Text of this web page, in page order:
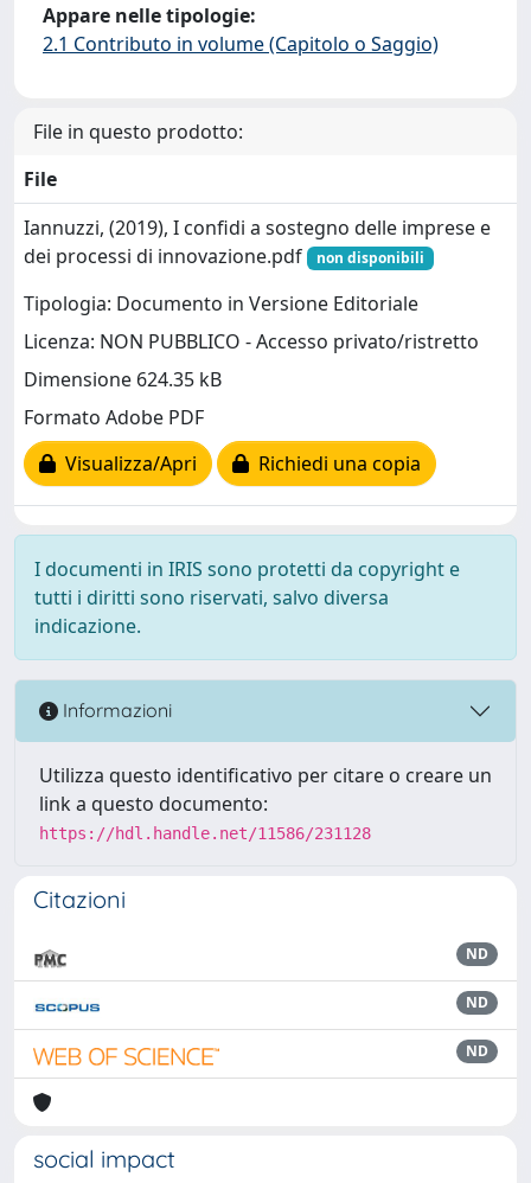
Appare nelle tipologie:
2.1 Contributo in volume (Capitolo o Saggio)
File in questo prodotto:
File
Iannuzzi, (2019), I confidi a sostegno delle imprese e
dei processi di innovazione.pdf
non disponibili
Tipologia: Documento in Versione Editoriale
Licenza: NON PUBBLICO - Accesso privato/ristretto
Dimensione 624.35 kB
Formato Adobe PDF
Visualizza/Apri
Richiedi una copia
I documenti in IRIS sono protetti da copyright e
tutti i diritti sono riservati, salvo diversa
indicazione.
Informazioni
Utilizza questo identificativo per citare o creare un
link a questo documento:
https://hdl.handle.net/11586/231128
Citazioni
ND
ND
ND
social impact